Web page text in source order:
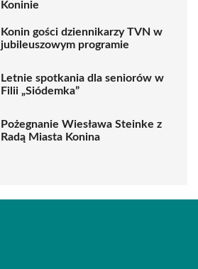
Koninie
Konin gości dziennikarzy TVN w
jubileuszowym programie
Letnie spotkania dla seniorów w
Filii „Siódemka”
Pożegnanie Wiesława Steinke z
Radą Miasta Konina